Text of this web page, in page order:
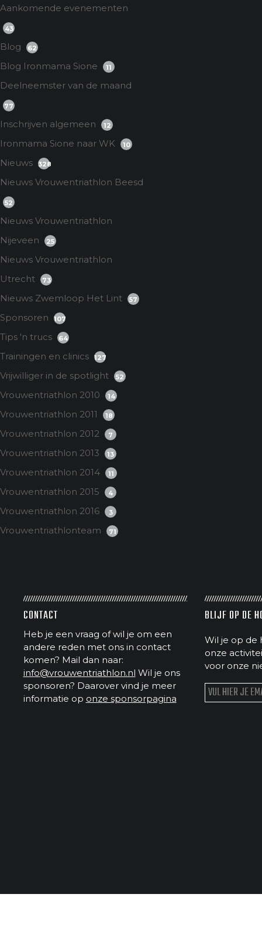
Aankomende evenementen
43
Blog 62
Blog Ironmama Sione 11
Deelneemster van de maand
77
Inschrijven algemeen 12
Ironmama Sione naar WK 10
Nieuws 328
Nieuws Vrouwentriathlon Beesd
52
Nieuws Vrouwentriathlon
Nijeveen
25
Nieuws Vrouwentriathlon
Utrecht
73
Nieuws Zwemloop Het Lint 57
Sponsoren 107
Tips 'n trucs 64
Trainingen en clinics 127
Vrijwilliger in de spotlight 52
Vrouwentriathlon 2010 14
Vrouwentriathlon 2011 18
Vrouwentriathlon 2012 7
Vrouwentriathlon 2013 13
Vrouwentriathlon 2014 11
Vrouwentriathlon 2015 4
Vrouwentriathlon 2016 3
Vrouwentriathlonteam 71
CONTACT
Heb je een vraag of wil je om een
andere reden met ons in contact
komen? Mail dan naar:
info@vrouwentriathlon.nl Wil je ons
sponsoren? Daarover vind je meer
informatie op onze sponsorpagina
BLIJF OP DE
Wil je op de
onze
voor onze